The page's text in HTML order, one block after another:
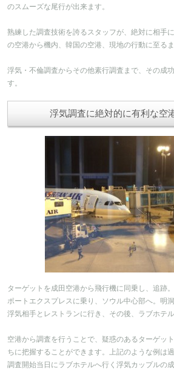
のスムーズな尾行が出来ます。
熟練した調査技術を誇るスタッフが、絶対に相手
の空港から機内、韓国の空港、現地の行動に至る
浮気・不倫調査からその他素行調査まで、その成
す。
浮気調査に絶対的に有利な空
ターゲットを成田空港から飛行機に同乗し、追跡
ポートエクスプレスに乗り、ソウル中心部へ。明
浮気相手とレストランに行き、その後、ラブホテ
空港から調査を行うことで、疑惑のあるターゲッ
ちに把握することができます。上記のような例は
調査開始当日にラブホテルへ行く浮気カップルの